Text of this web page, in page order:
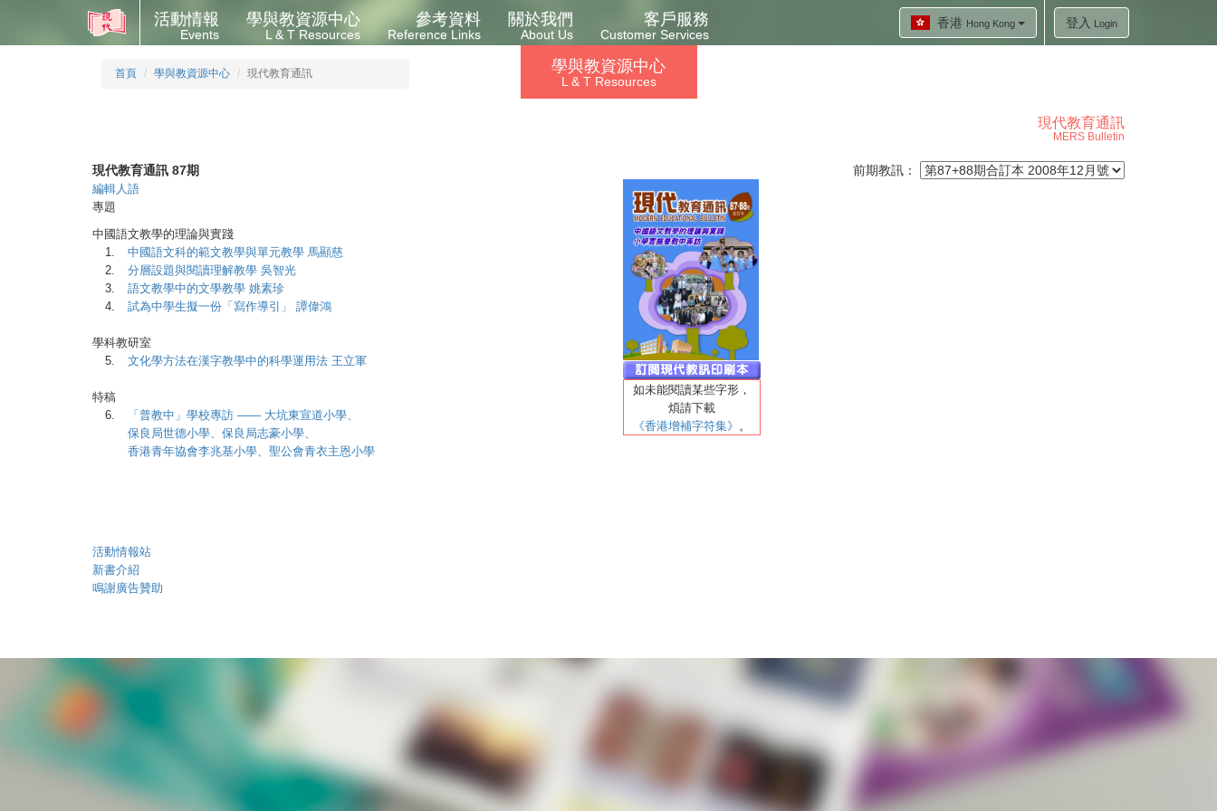
香港 Hong Kong 登入 Login
活動情報
Events
學與教資源中心
L & T Resources
參考資料
Reference Links
關於我們
About Us
客戶服務
Customer Services
首頁 學與教資源中心 現代教育通訊 學與教資源中心
L & T Resources
現代教育通訊
MERS Bulletin
現代教育通訊 87期 前期教訊：
編輯人語
如未能閱讀某些字形，
煩請下載
《香港增補字符集》 。
專題
中國語文教學的理論與實踐
1.
中國語文科的範文教學與單元教學 馬顯慈
2.
分層設題與閱讀理解教學 吳智光
3.
語文教學中的文學教學 姚素珍
4.
試為中學生擬一份「寫作導引」 譚偉鴻
學科教研室
5.
文化學方法在漢字教學中的科學運用法 王立軍
特稿
6.
「普教中」學校專訪 —— 大坑東宣道小學、
保良局世德小學、保良局志豪小學、
香港青年協會李兆基小學、聖公會青衣主恩小學
活動情報站
新書介紹
鳴謝廣告贊助